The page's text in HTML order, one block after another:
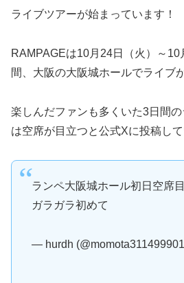
ライブツアーが始まっています！
RAMPAGEは10月24日（火）～10
間、大阪の大阪城ホールでライブ
楽しんだファンも多くいた3日間
は空席が目立つと公式Xに投稿して
ランペ大阪城ホール初日空席
ガラガラ初めて
— hurdh